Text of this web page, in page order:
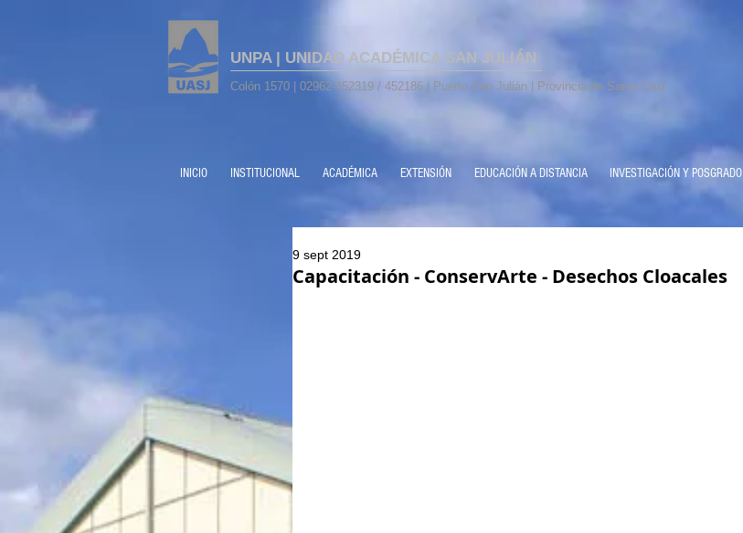
UNPA | UNIDAD ACADÉMICA SAN JULIÁN
Colón 1570 | 02962-452319 / 452186 | Puerto San Julián | Provincia de Santa Cruz
INICIO INSTITUCIONAL ACADÉMICA EXTENSIÓN EDUCACIÓN A DISTANCIA INVESTIGACIÓN Y POSGRADO
Capacitación - ConservArte - Desechos Cloacales
9 sept 2019